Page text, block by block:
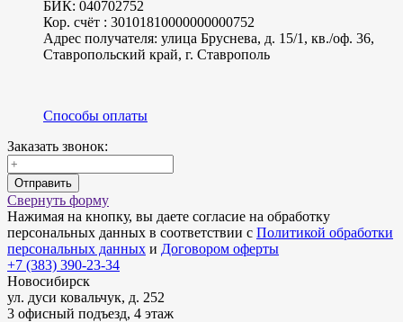
БИК: 040702752
Кор. счёт : 30101810000000000752
Адрес получателя: улица Бруснева, д. 15/1, кв./оф. 36,
Ставропольский край, г. Ставрополь
Способы оплаты
Заказать звонок:
Отправить
Свернуть форму
Нажимая на кнопку, вы даете согласие на обработку
персональных данных в соответствии с Политикой обработки
персональных данных и Договором оферты
+7 (383) 390-23-34
Новосибирск
ул. дуси ковальчук, д. 252
3 офисный подъезд, 4 этаж